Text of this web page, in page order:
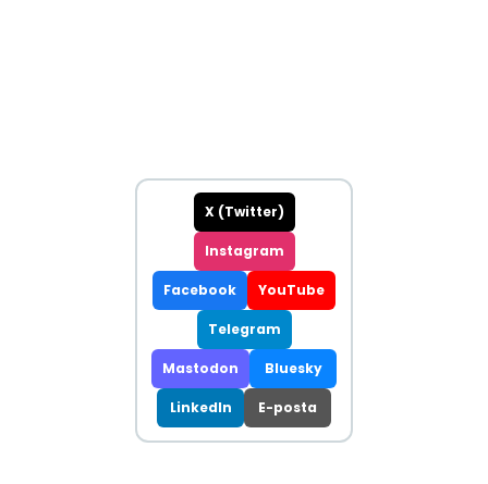
X (Twitter)
Instagram
Facebook YouTube
Telegram
Mastodon Bluesky
LinkedIn E-posta